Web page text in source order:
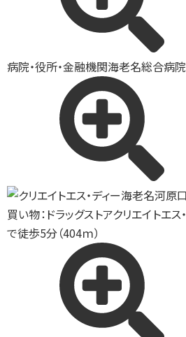
病院・役所・金融機関海老名総合病院
買い物：ドラッグストアクリエイトエ
で徒歩5分（404ｍ）